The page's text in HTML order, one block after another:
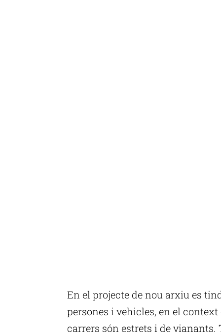
En el projecte de nou arxiu es
persones i vehicles, en el
carrers són estrets i de vianants.